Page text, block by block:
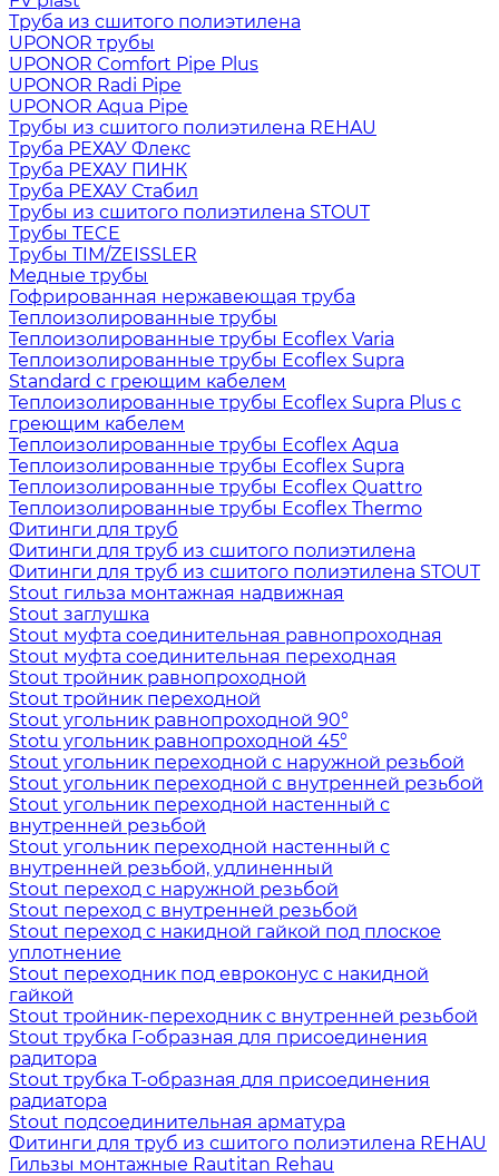
Труба из сшитого полиэтилена
UPONOR трубы
UPONOR Comfort Pipe Plus
UPONOR Radi Pipe
UPONOR Aqua Pipe
Трубы из сшитого полиэтилена REHAU
Труба РЕХАУ Флекс
Труба РЕХАУ ПИНК
Труба РЕХАУ Стабил
Трубы из сшитого полиэтилена STOUT
Трубы TECE
Трубы TIM/ZEISSLER
Медные трубы
Гофрированная нержавеющая труба
Теплоизолированные трубы
Теплоизолированные трубы Ecoflex Varia
Теплоизолированные трубы Ecoflex Supra
Standard с греющим кабелем
Теплоизолированные трубы Ecoflex Supra Plus с
греющим кабелем
Теплоизолированные трубы Ecoflex Aqua
Теплоизолированные трубы Ecoflex Supra
Теплоизолированные трубы Ecoflex Quattro
Теплоизолированные трубы Ecoflex Thermo
Фитинги для труб
Фитинги для труб из сшитого полиэтилена
Фитинги для труб из сшитого полиэтилена STOUT
Stout гильза монтажная надвижная
Stout заглушка
Stout муфта соединительная равнопроходная
Stout муфта соединительная переходная
Stout тройник равнопроходной
Stout тройник переходной
Stout угольник равнопроходной 90°
Stotu угольник равнопроходной 45°
Stout угольник переходной с наружной резьбой
Stout угольник переходной с внутренней резьбой
Stout угольник переходной настенный с
внутренней резьбой
Stout угольник переходной настенный с
внутренней резьбой, удлиненный
Stout переход с наружной резьбой
Stout переход с внутренней резьбой
Stout переход с накидной гайкой под плоское
уплотнение
Stout переходник под евроконус с накидной
гайкой
Stout тройник-переходник с внутренней резьбой
Stout трубка Г-образная для присоединения
радитора
Stout трубка T-образная для присоединения
радиатора
Stout подсоединительная арматура
Фитинги для труб из сшитого полиэтилена REHAU
Гильзы монтажные Rautitan Rehau